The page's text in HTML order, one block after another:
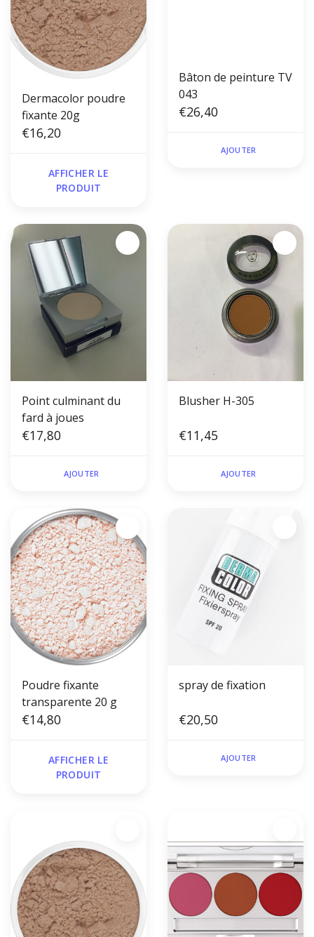
Dermacolor poudre
fixante 20g
€16,20
AFFICHER LE
PRODUIT
Bâton de peinture TV
043
€26,40
AJOUTER
Point culminant du
fard à joues
€17,80
AJOUTER
Blusher H-305
€11,45
AJOUTER
Poudre fixante
transparente 20 g
€14,80
AFFICHER LE
PRODUIT
spray de fixation
€20,50
AJOUTER